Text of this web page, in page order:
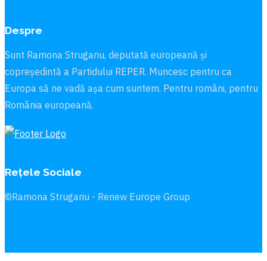
Despre
Sunt Ramona Strugariu, deputată europeană și
copreședintă a Partidului REPER. Muncesc pentru ca
Europa să ne vadă aşa cum suntem. Pentru români, pentru
România europeană.
Rețele Sociale
©Ramona Strugariu - Renew Europe Group